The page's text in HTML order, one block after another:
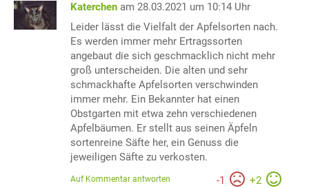
Katerchen am 28.03.2021 um 10:14 Uhr
Leider lässt die Vielfalt der Apfelsorten nach.
Es werden immer mehr Ertragssorten
angebaut die sich geschmacklich nicht mehr
groß unterscheiden. Die alten und sehr
schmackhafte Apfelsorten verschwinden
immer mehr. Ein Bekannter hat einen
Obstgarten mit etwa zehn verschiedenen
Apfelbäumen. Er stellt aus seinen Äpfeln
sortenreine Säfte her, ein Genuss die
jeweiligen Säfte zu verkosten.
-1 +2
Auf Kommentar antworten